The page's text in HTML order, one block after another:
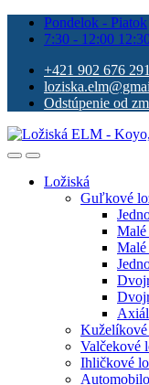
Pondelok - Piatok
7:30 - 12:00
+421 902 676 291
Odstúpenie od
Ložiská
Guľkové
Malé
Kuželíkové
Valčekové
Ihličkové